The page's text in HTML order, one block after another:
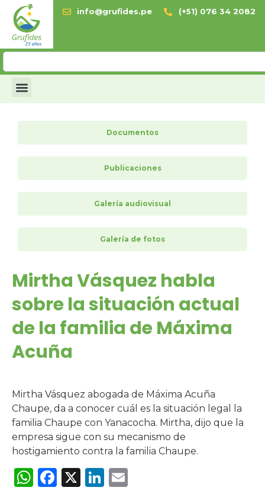
info@grufides.pe (+51) 076 34 2082
Documentos
Publicaciones
Galería audiovisual
Galería de fotos
Mirtha Vásquez habla
sobre la situación actual
de la familia de Máxima
Acuña
Mirtha Vásquez abogada de Máxima Acuña
Chaupe, da a conocer cuál es la situación legal la
familia Chaupe con Yanacocha. Mirtha, dijo que la
empresa sigue con su mecanismo de
hostigamiento contra la familia Chaupe.
WhatsApp
Facebook
X LinkedIn